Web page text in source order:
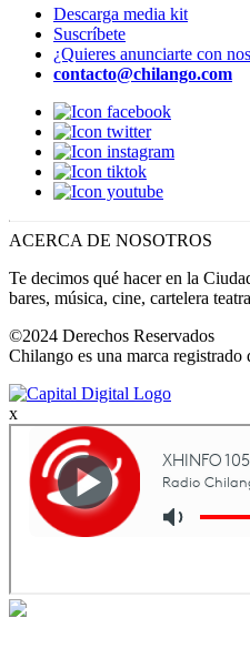
Descarga media kit
Suscríbete
¿Quieres anunciarte con
contacto@chilango.com
ACERCA DE NOSOTROS
Te decimos qué hacer en la
bares, música, cine, cartelera
©2024 Derechos Reservados
Chilango es una marca
x